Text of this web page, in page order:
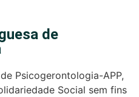
de
Psicogerontologia-APP,
Social sem fins